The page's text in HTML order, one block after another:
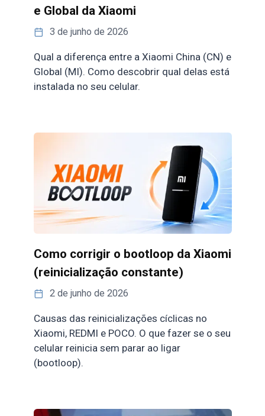
e Global da Xiaomi
3 de junho de 2026
Qual a diferença entre a Xiaomi China (CN) e
Global (MI). Como descobrir qual delas está
instalada no seu celular.
Como corrigir o bootloop da Xiaomi
(reinicialização constante)
2 de junho de 2026
Causas das reinicializações cíclicas no
Xiaomi, REDMI e POCO. O que fazer se o seu
celular reinicia sem parar ao ligar
(bootloop).